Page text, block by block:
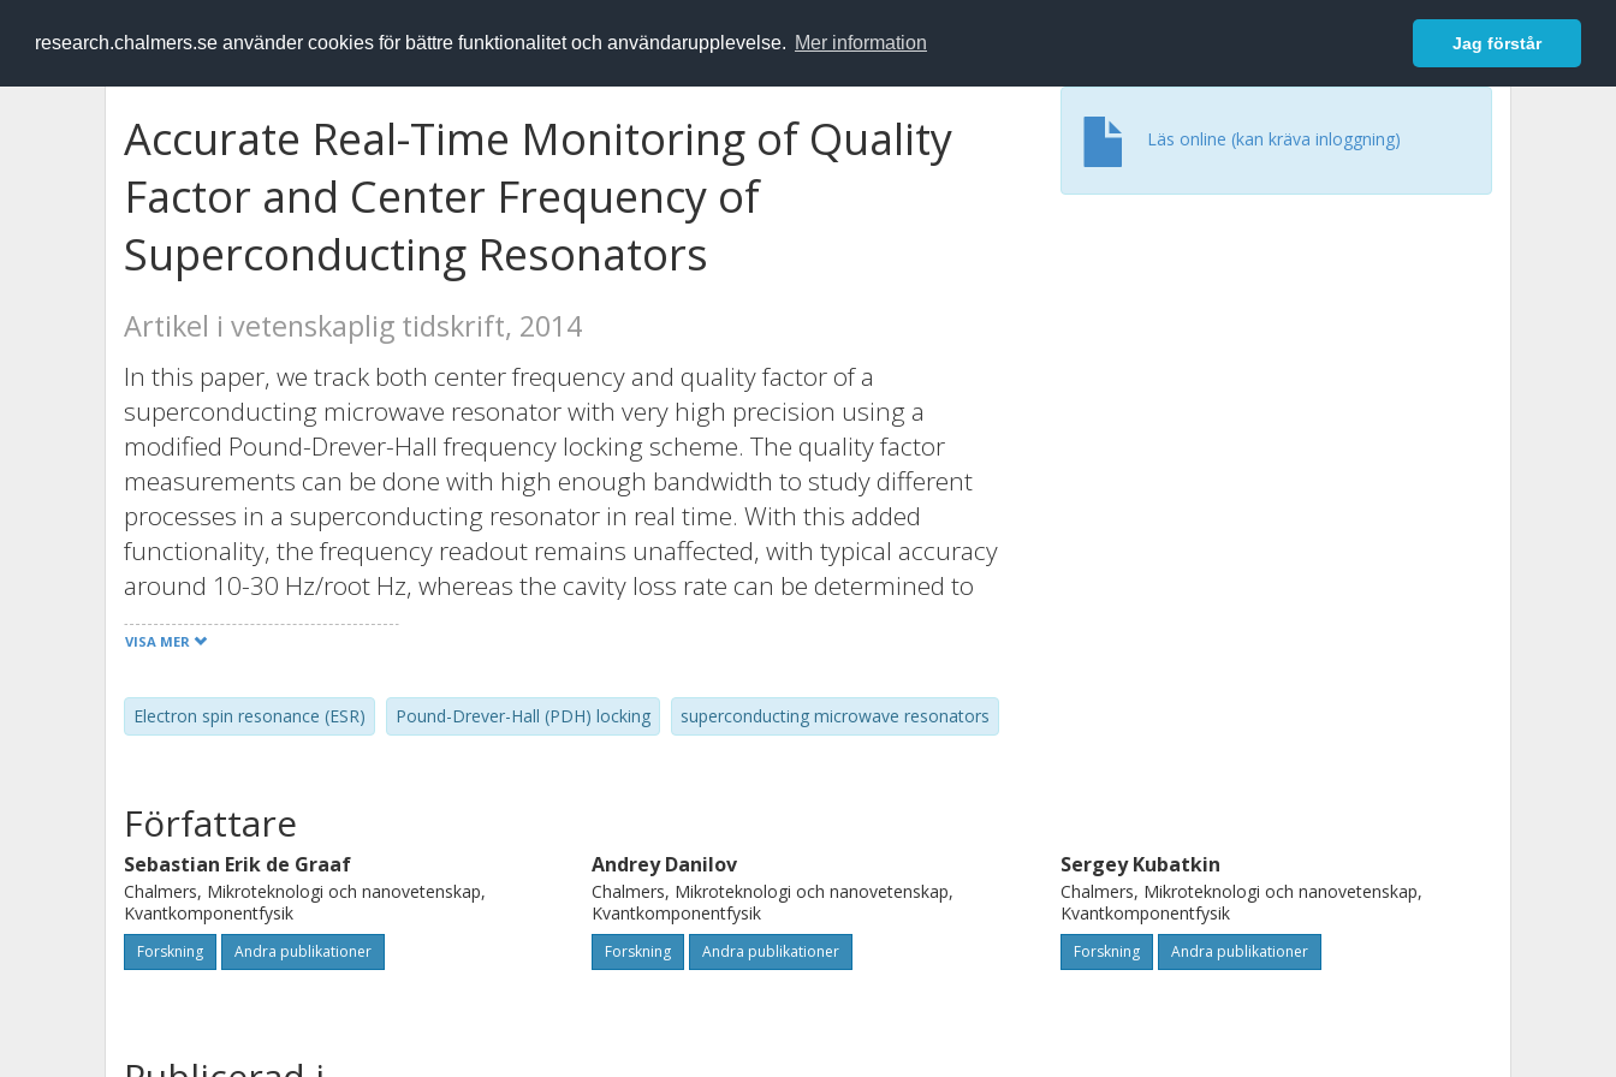
research.chalmers.se använder cookies för bättre funktionalitet och användarupplevelse. Mer information Jag förstår
RESEARCH.chalmers.se Logga in
Accurate Real-Time Monitoring of Quality
Factor and Center Frequency of
Superconducting Resonators
Artikel i vetenskaplig tidskrift, 2014
In this paper, we track both center frequency and quality factor of a
superconducting microwave resonator with very high precision using a
modified Pound-Drever-Hall frequency locking scheme. The quality factor
measurements can be done with high enough bandwidth to study different
processes in a superconducting resonator in real time. With this added
functionality, the frequency readout remains unaffected, with typical accuracy
around 10-30 Hz/root Hz, whereas the cavity loss rate can be determined to
within 0.1% on a millisecond time scale (34 dB/root Hz). As we demonstrate, this
can be particularly useful for electron spin resonance measurements, where we
achieve a minimum number of detectable spins coupled to the resonator N = 5 .
10(5) spins/root Hz, based on quality factor measurements. It also enables the
VISA MER
Electron spin resonance (ESR) Pound-Drever-Hall (PDH) locking superconducting microwave resonators
Läs online (kan kräva inloggning)
Författare
Sebastian Erik de Graaf
Chalmers, Mikroteknologi och nanovetenskap,
Kvantkomponentfysik
Forskning Andra publikationer
Andrey Danilov
Chalmers, Mikroteknologi och nanovetenskap,
Kvantkomponentfysik
Forskning Andra publikationer
Sergey Kubatkin
Chalmers, Mikroteknologi och nanovetenskap,
Kvantkomponentfysik
Forskning Andra publikationer